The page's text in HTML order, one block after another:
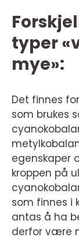
typer
mye»:
Det finnes
som brukes
egenskaper
kroppen på
som finnes i
antas å ha
derfor være